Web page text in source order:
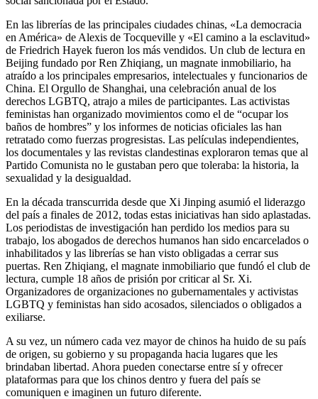
En las librerías de las principales ciudades chinas, «La democracia
en América» ​​de Alexis de Tocqueville y «El camino a la esclavitud»
de Friedrich Hayek fueron los más vendidos. Un club de lectura en
Beijing fundado por Ren Zhiqiang, un magnate inmobiliario, ha
atraído a los principales empresarios, intelectuales y funcionarios de
China. El Orgullo de Shanghai, una celebración anual de los
derechos LGBTQ, atrajo a miles de participantes. Las activistas
feministas han organizado movimientos como el de “ocupar los
baños de hombres” y los informes de noticias oficiales las han
retratado como fuerzas progresistas. Las películas independientes,
los documentales y las revistas clandestinas exploraron temas que al
Partido Comunista no le gustaban pero que toleraba: la historia, la
sexualidad y la desigualdad.
En la década transcurrida desde que Xi Jinping asumió el liderazgo
del país a finales de 2012, todas estas iniciativas han sido aplastadas.
Los periodistas de investigación han perdido los medios para su
trabajo, los abogados de derechos humanos han sido encarcelados o
inhabilitados y las librerías se han visto obligadas a cerrar sus
puertas. Ren Zhiqiang, el magnate inmobiliario que fundó el club de
lectura, cumple 18 años de prisión por criticar al Sr. Xi.
Organizadores de organizaciones no gubernamentales y activistas
LGBTQ y feministas han sido acosados, silenciados o obligados a
exiliarse.
A su vez, un número cada vez mayor de chinos ha huido de su país
de origen, su gobierno y su propaganda hacia lugares que les
brindaban libertad. Ahora pueden conectarse entre sí y ofrecer
plataformas para que los chinos dentro y fuera del país se
comuniquen e imaginen un futuro diferente.